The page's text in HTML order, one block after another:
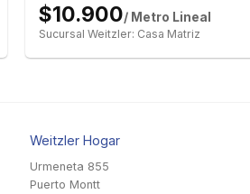
$10.900/ Metro Lineal
Sucursal Weitzler: Casa Matriz
Weitzler Hogar
Urmeneta 855
Puerto Montt